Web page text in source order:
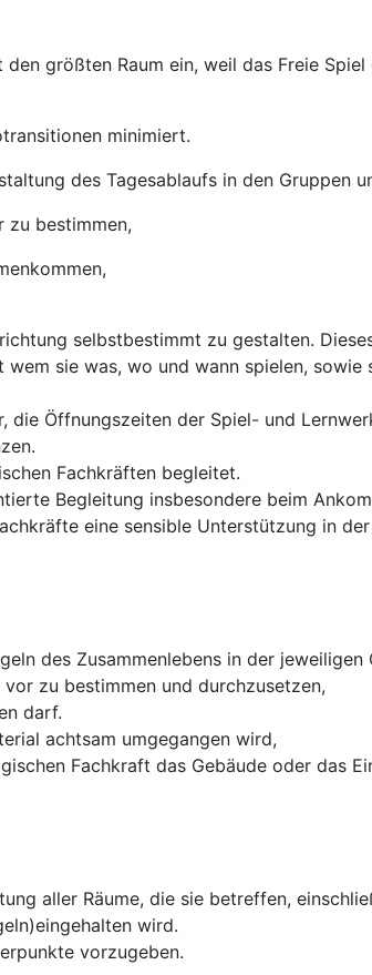
größten Raum ein, weil das Freie
minimiert.
des Tagesablaufs in den Gruppen
zu bestimmen,
selbstbestimmt zu gestalten.
sie was, wo und wann spielen, sowie
die Öffnungszeiten der Spiel- und
Fachkräften begleitet.
Begleitung insbesondere beim
eine sensible Unterstützung in
des Zusammenlebens in der
zu bestimmen und durchzusetzen,
darf.
achtsam umgegangen wird,
Fachkraft das Gebäude oder das
aller Räume, die sie betreffen,
wird.
vorzugeben.